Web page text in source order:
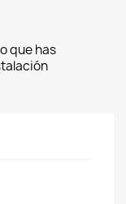
que has